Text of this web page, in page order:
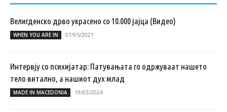
Велигденско дрво украсено со 10.000 јајца (Видео)
WHEN YOU ARE IN 01/05/2021
Интервју со психијатар: Патувањата го одржуваат нашето
тело витално, а нашиот дух млад
MADE IN MACEDONIA 19/03/2024